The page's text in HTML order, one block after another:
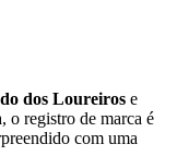
dos Loureiros e
o registro de marca é
com uma